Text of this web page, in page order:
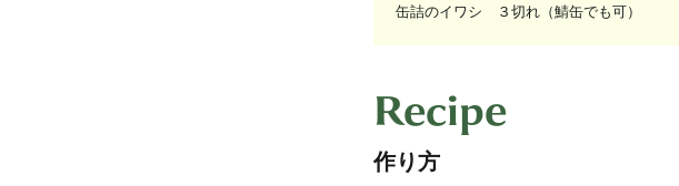
缶詰のイワシ ３切れ（鯖缶でも可）
Recipe
作り方